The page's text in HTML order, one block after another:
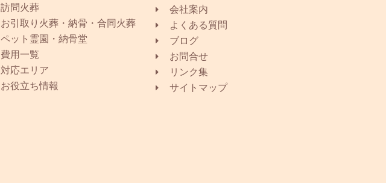
訪問火葬
お引取り火葬・納骨・合同火葬
ペット霊園・納骨堂
費用一覧
対応エリア
お役立ち情報
会社案内
よくある質問
ブログ
お問合せ
リンク集
サイトマップ